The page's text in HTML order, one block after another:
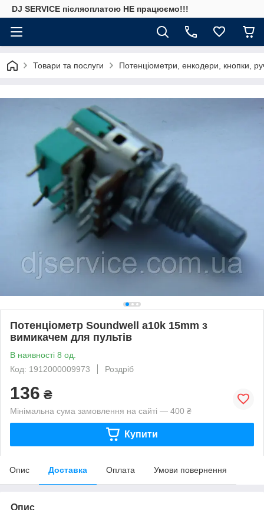
DJ SERVICE пiсляоплатою НЕ працюємо!!!
Товари та послуги Потенціометри, енкодери, кнопки,
Потенціометр Soundwell a10k 15mm з
вимикачем для пультів
В наявності 8 од.
Код: 1912000009973
Роздріб
136 ₴
Мінімальна сума замовлення на сайті — 400 ₴
Купити
Опис Доставка Оплата Умови повернення
Опис